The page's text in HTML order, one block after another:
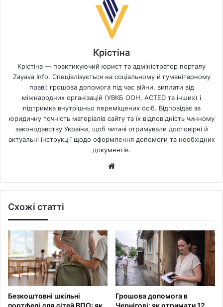
Крістіна
Крістіна — практикуючий юрист та адміністратор порталу
Zayava Info. Спеціалізується на соціальному й гуманітарному
праві: грошова допомога під час війни, виплати від
міжнародних організацій (УВКБ ООН, ACTED та інших) і
підтримка внутрішньо переміщених осіб. Відповідає за
юридичну точність матеріалів сайту та їх відповідність чинному
законодавству України, щоб читачі отримували достовірні й
актуальні інструкції щодо оформлення допомоги та необхідних
документів.
Схожі статті
Безкоштовні шкільні
Грошова допомога в